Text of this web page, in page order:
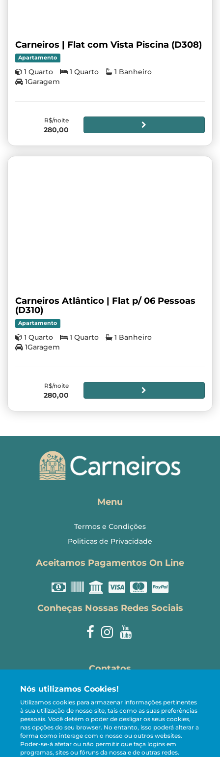
Carneiros | Flat com Vista Piscina (D308)
Apartamento
1 Quarto 1 Quarto
1 Banheiro
1Garagem
R$/noite
280,00
Carneiros Atlântico | Flat p/ 06 Pessoas
(D310)
Apartamento
1 Quarto 1 Quarto
1 Banheiro
1Garagem
R$/noite
280,00
Menu
Termos e Condições
Politicas de Privacidade
Aceitamos Pagamentos On Line
Conheças Nossas Redes Sociais
Contatos
reservas@carneirostemporada.com
+55 81 98107-5005
CRECI 13.221-J
Nós utilizamos Cookies!
Utilizamos cookies para armazenar informações pertinentes
à sua utilização de nosso site, tais como as suas preferências
pessoais. Você detém o poder de desligar os seus cookies,
nas opções do seu browser. No entanto, isso poderá alterar a
forma como interage com o nosso ou outros websites.
Poder-se-á afetar ou não permitir que faça logins em
programas, sites ou fóruns da nossa e de outras redes.